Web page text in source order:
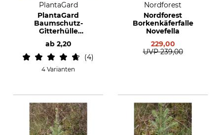
PlantaGard
PlantaGard
Baumschutz-
Gitterhülle
Freiwuchs
ab 2,20
4
4 Varianten
Nordforest
Nordforest
Borkenkäferfalle
Novefella
229,00
UVP 239,00